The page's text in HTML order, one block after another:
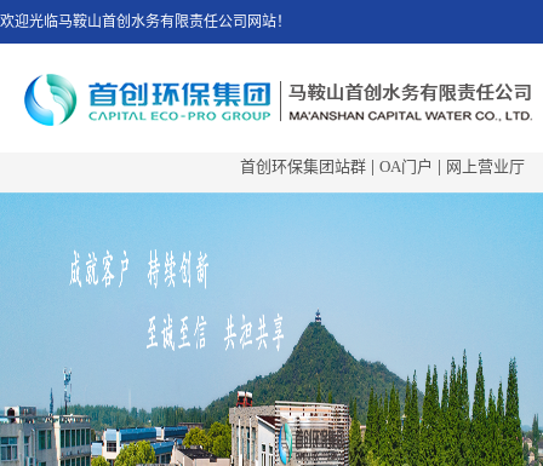
欢迎光临马鞍山首创水务有限责任公司网站！
首创环保集团站群 OA门户 网上营业厅